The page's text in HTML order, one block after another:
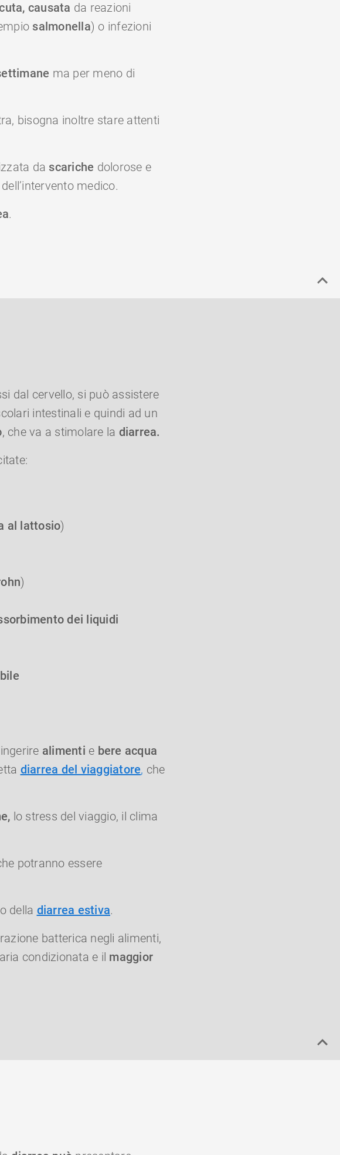
causata da reazioni
salmonella) o infezioni
ma per meno di
bisogna inoltre stare attenti
da scariche dolorose e
medico.
.
dal cervello, si può assistere
intestinali e quindi ad un
, che va a stimolare la diarrea.
al lattosio)
)
dei liquidi
alimenti e bere acqua
diarrea del viaggiatore, che
lo stress del viaggio, il clima
potranno essere
della diarrea estiva.
batterica negli alimenti,
condizionata e il maggior